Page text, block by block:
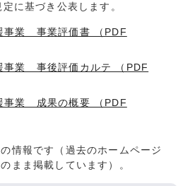
に基づき公表します。
事業 事業評価書 （PDF
事業 事後評価カルテ （PDF
事業 成果の概要 （PDF
情報です（過去のホームページ
まま掲載しています）。